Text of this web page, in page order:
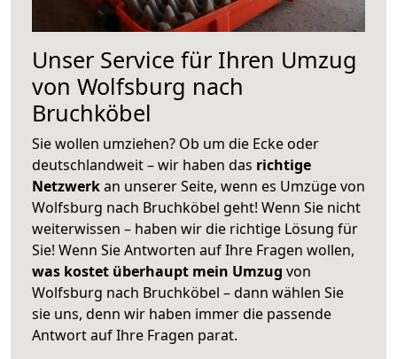
Unser Service für Ihren Umzug
von Wolfsburg nach
Bruchköbel
Sie wollen umziehen? Ob um die Ecke oder
deutschlandweit – wir haben das richtige
Netzwerkan unserer Seite, wenn es Umzüge von
Wolfsburg nach Bruchköbel geht! Wenn Sie nicht
weiterwissen – haben wir die richtige Lösung für
Sie! Wenn Sie Antworten auf Ihre Fragen wollen,
was kostet überhaupt mein Umzug von
Wolfsburg nach Bruchköbel – dann wählen Sie
sie uns, denn wir haben immer die passende
Antwort auf Ihre Fragen parat.